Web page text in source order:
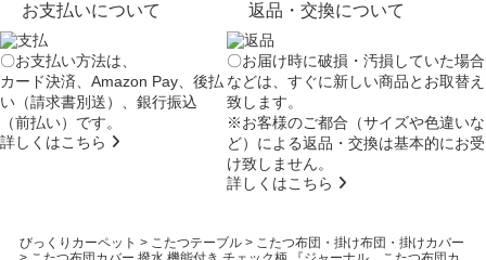
お支払いについて
〇お支払い方法は、
カード決済、Amazon Pay、後払
い（請求書別送）、銀行振込
（前払い）です。
詳しくはこちら
返品・交換について
〇お届け時に破損・汚損していた場合
などは、すぐに新しい商品とお取替え
致します。
※お客様のご都合（サイズや色違いな
ど）による返品・交換は基本的にお受
け致しません。
詳しくはこちら
びっくりカーペット > こたつテーブル> こたつ布団・掛け布団・掛けカバー